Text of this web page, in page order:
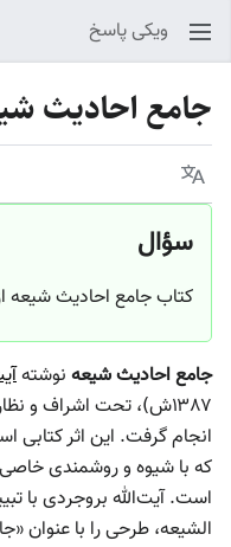
ویکی پاسخ
جامع احادیث
زبان
سؤال
کتاب جامع احادیث شیعه
جامع احادیث شیعه نوشته
۱۳۸۷ش)، تحت اشراف و نظارت
انجام گرفت. این اثر کتابی
که با شیوه و روشمندی خاصی
است. آیت‌الله بروجردی با
الشیعه، طرحی را با عنوان